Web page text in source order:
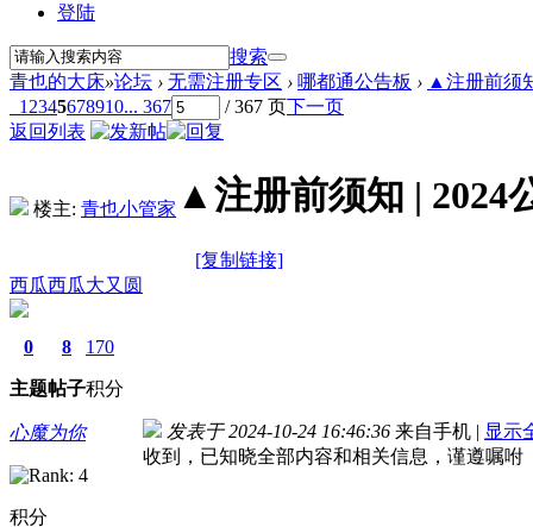
登陆
搜索
青也的大床»论坛 › 无需注册专区 › 哪都通公告板 › ▲注册前须
1 2345678910... 367 / 367 页下一页
返回列表
楼主: 青也小管家 ▲注册前须知 | 2024
[复制链接]
西瓜西瓜大又圆
0
主题
8
帖子
170
积分
心魔为你
积分
发表于 2024-10-24 16:46:36 来自手机 | 显示
收到，已知晓全部内容和相关信息，谨遵嘱咐